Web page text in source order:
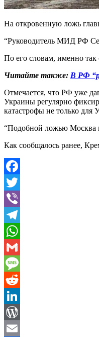
На откровенную ложь
“Руководитель МИД РФ
По его словам, именно
Читайте также: В РФ
Отмечается, что РФ уже
Украины регулярно
катастрофы не только для
“Подобной ложью Москва
Как сообщалось ранее,
Facebook
Twitter
Viber
Telegram
WhatsApp
Gmail
Message
Reddit
LinkedIn
WordPress